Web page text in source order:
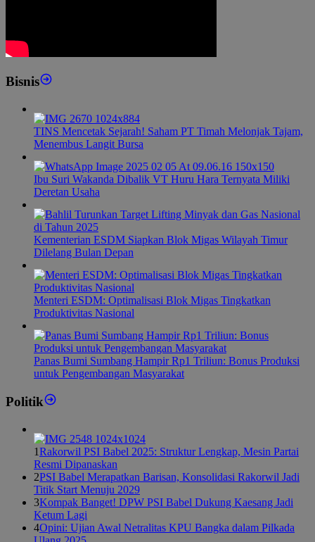
Bisnis
TINS Mencetak Sejarah! Saham PT Timah Melonjak Tajam,
Menembus Langit Bursa
Ibu Suri Wakanda Dibalik VT Huru Hara Ternyata Miliki
Deretan Usaha
Kementerian ESDM Siapkan Blok Migas Wilayah Timur
Dilelang Bulan Depan
Menteri ESDM: Optimalisasi Blok Migas Tingkatkan
Produktivitas Nasional
Panas Bumi Sumbang Hampir Rp1 Triliun: Bonus Produksi
untuk Pengembangan Masyarakat
Politik
1Rakorwil PSI Babel 2025: Struktur Lengkap, Mesin Partai
Resmi Dipanaskan
2PSI Babel Merapatkan Barisan, Konsolidasi Rakorwil Jadi
Titik Start Menuju 2029
3Kompak Banget! DPW PSI Babel Dukung Kaesang Jadi
Ketum Lagi
4Opini: Ujian Awal Netralitas KPU Bangka dalam Pilkada